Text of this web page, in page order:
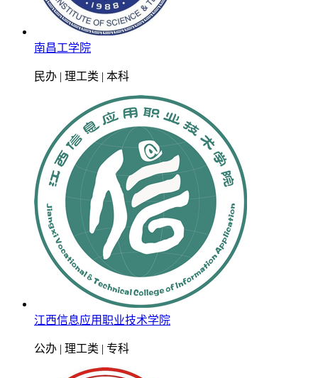
南昌工学院
民办 | 理工类 | 本科
江西信息应用职业技术学院
公办 | 理工类 | 专科